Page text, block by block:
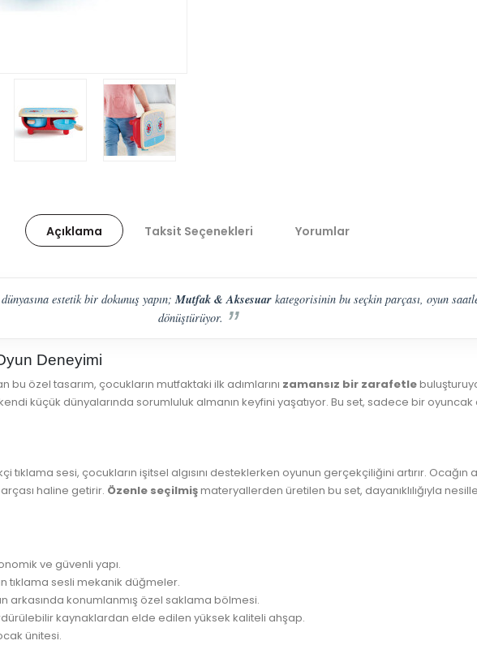
Açıklama Taksit Seçenekleri Yorumlar
estetik bir dokunuş yapın; Mutfak & Aksesuarkategorisinin bu seçkin parçası, oyun
dönüştürüyor.
Deneyimi
özel tasarım, çocukların mutfaktaki ilk adımlarını zamansız bir zarafetle
küçük dünyalarında sorumluluk almanın keyfini yaşatıyor. Bu set, sadece bir oyuncak
sesi, çocukların işitsel algısını desteklerken oyunun gerçekçiliğini artırır. Ocağın
haline getirir. Özenle seçilmişmateryallerden üretilen bu set, dayanıklılığıyla
ve güvenli yapı.
tıklama sesli mekanik düğmeler.
arkasında konumlanmış özel saklama bölmesi.
kaynaklardan elde edilen yüksek kaliteli ahşap.
ünitesi.